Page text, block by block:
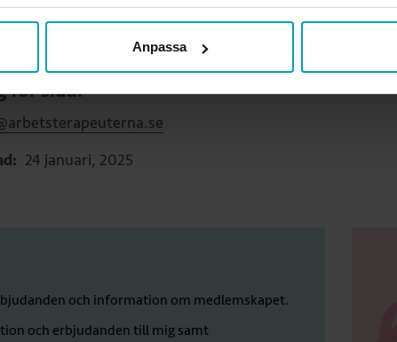
Anpassa
för sida:
24 januari, 2025
och information om medlemskapet.
och erbjudanden till mig samt